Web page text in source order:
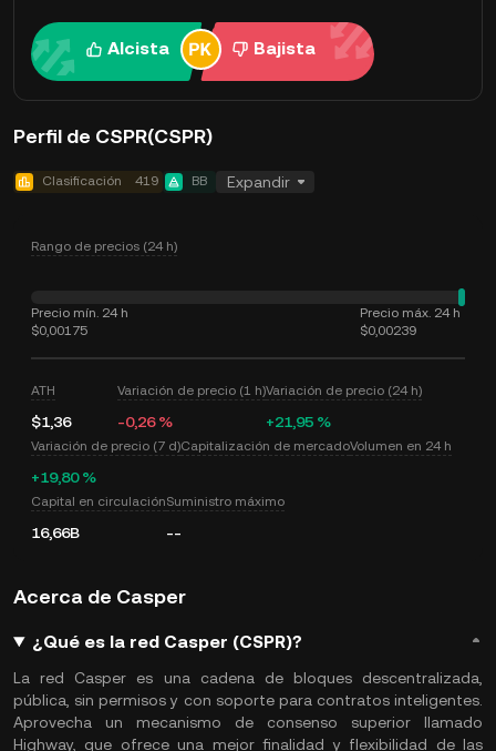
Alcista Bajista
Perfil de CSPR(CSPR)
Clasificación 419 BB Expandir
Rango de precios (24 h)
Precio mín. 24 h
$0,00175
Precio máx. 24 h
$0,00239
ATH
$1,36
Variación de precio (1 h)
-0,26 %
Variación de precio (24 h)
+21,95 %
Variación de precio (7 d)
+19,80 %
Capitalización de mercadoVolumen en 24 h
Capital en circulación
16,66B
Suministro máximo
--
Acerca de Casper
¿Qué es la red Casper (CSPR)?
La red Casper es una cadena de bloques descentralizada,
pública, sin permisos y con soporte para contratos inteligentes.
Aprovecha un mecanismo de consenso superior llamado
Highway, que ofrece una mejor finalidad y flexibilidad de las